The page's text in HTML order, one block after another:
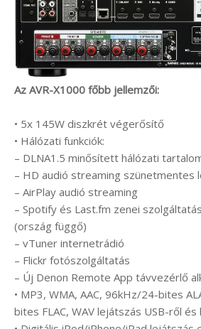
Az AVR-X1000 főbb jellemzői:
• 5x 145W diszkrét végerősítő
• Hálózati funkciók:
– DLNA1.5 minősített hálózati
– HD audió streaming szünetmentes
– AirPlay audió streaming
– Spotify és Last.fm zenei
(ország függő)
– vTuner internetrádió
– Flickr fotószolgáltatás
– Új Denon Remote App távvezérlő
• MP3, WMA, AAC, 96kHz/24-bites
bites FLAC, WAV lejátszás USB-ről és